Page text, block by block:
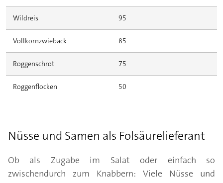
Wildreis 95
Vollkornzwieback 85
Roggenschrot 75
Roggenflocken 50
Nüsse und Samen als Folsäurelieferant
Ob als Zugabe im Salat oder einfach so
zwischendurch zum Knabbern: Viele Nüsse und